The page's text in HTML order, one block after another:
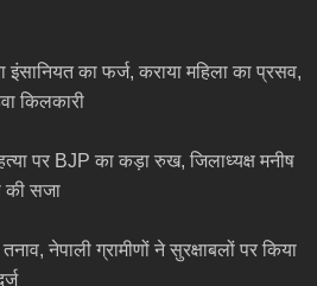
इंसानियत का फर्ज, कराया महिला का प्रसव,
किलकारी
पर BJP का कड़ा रुख, जिलाध्यक्ष मनीष
की सजा
नेपाली ग्रामीणों ने सुरक्षाबलों पर किया